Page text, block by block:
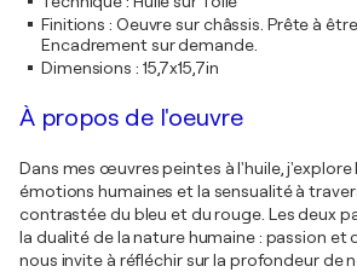
Finitions : Oeuvre sur châssis. Prête à
Encadrement sur demande.
Dimensions : 15,7x15,7in
À propos de l'oeuvre
Dans mes œuvres peintes à l'huile,
émotions humaines et la sensualité à
contrastée du bleu et du rouge. Les deux
la dualité de la nature humaine : passion et
nous invite à réfléchir sur la profondeur de